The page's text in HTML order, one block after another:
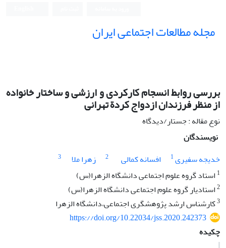
مجله مطالعات اجتماعی ایران
بررسی روابط انسجام کارکردی و ارزشی و ساختار خانواده
از منظر فرزندان ازدواج کردة تهرانی
نوع مقاله : جستار/دیدگاه
نویسندگان
خدیجه سفیری1 افسانه کمالی 2 زهرا ملا
3
1 استاد گروه علوم اجتماعی دانشگاه الزهرا(س)
2استادیار گروه علوم اجتماعی دانشگاه الزهرا(س)
3کارشناس ارشد پژوهشگری اجتماعی،دانشگاه الزهرا
https://doi.org/10.22034/jss.2020.242373
چکیده